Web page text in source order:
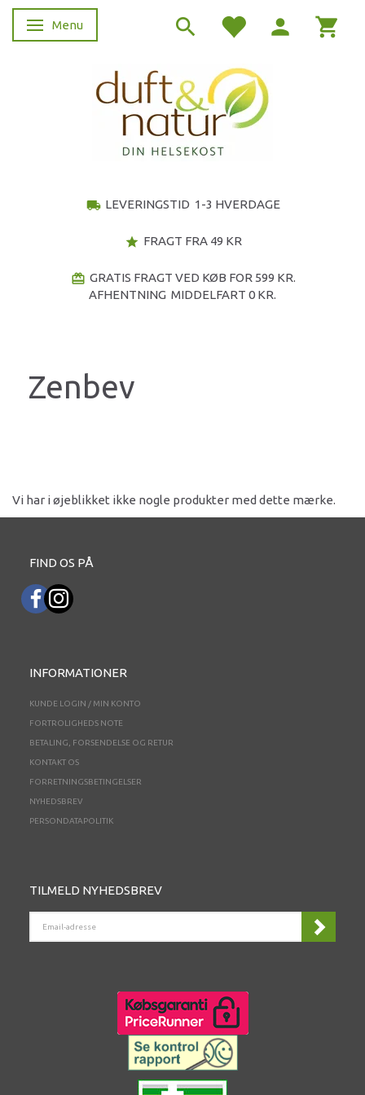
Skifte navigation
Menu
local_shipping LEVERINGSTID 1-3 HVERDAGE
star FRAGT FRA 49 KR
redeem GRATIS FRAGT VED KØB FOR 599 KR.
AFHENTNING MIDDELFART 0 KR.
Zenbev
Vi har i øjeblikket ikke nogle produkter med dette mærke.
FIND OS PÅ
INFORMATIONER
KUNDE LOGIN / MIN KONTO
FORTROLIGHEDS NOTE
BETALING, FORSENDELSE OG RETUR
KONTAKT OS
FORRETNINGSBETINGELSER
NYHEDSBREV
PERSONDATAPOLITIK
TILMELD NYHEDSBREV
ADRESSE